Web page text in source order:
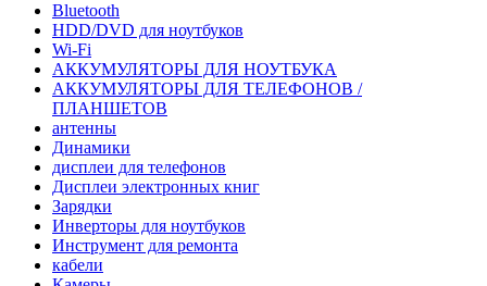
Bluetooth
HDD/DVD для ноутбуков
Wi-Fi
АККУМУЛЯТОРЫ ДЛЯ НОУТБУКА
АККУМУЛЯТОРЫ ДЛЯ ТЕЛЕФОНОВ /
ПЛАНШЕТОВ
антенны
Динамики
дисплеи для телефонов
Дисплеи электронных книг
Зарядки
Инверторы для ноутбуков
Инструмент для ремонта
кабели